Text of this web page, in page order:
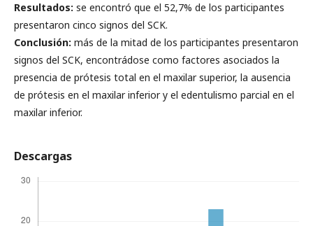
Resultados: se encontró que el 52,7% de los participantes
presentaron cinco signos del SCK.
Conclusión: más de la mitad de los participantes presentaron
signos del SCK, encontrádose como factores asociados la
presencia de prótesis total en el maxilar superior, la ausencia
de prótesis en el maxilar inferior y el edentulismo parcial en el
maxilar inferior.
Descargas